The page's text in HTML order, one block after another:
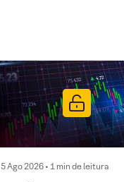
5 Ago 2026 • 1 min de leitura